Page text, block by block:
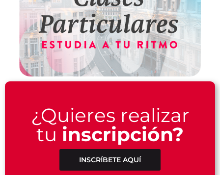
¿Quieres realizar
tu inscripción?
INSCRÍBETE AQUÍ